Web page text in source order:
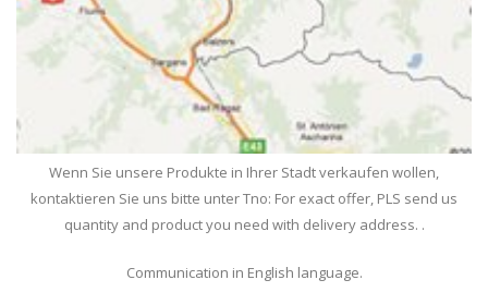
Wenn Sie unsere Produkte in Ihrer Stadt verkaufen wollen,
kontaktieren Sie uns bitte unter Tno: For exact offer, PLS send us
quantity and product you need with delivery address. .
Communication in English language.